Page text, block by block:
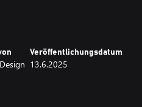
Inhalte frei.
Veröffentlichungsdatum
13.6.2025